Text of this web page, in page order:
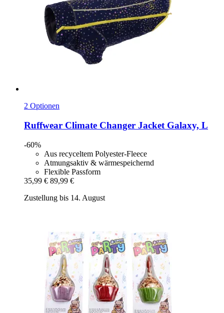
2 Optionen
Ruffwear Climate Changer Jacket Galaxy, L
-60%
Aus recyceltem Polyester-Fleece
Atmungsaktiv & wärmespeichernd
Flexible Passform
35,99 € 89,99 €
Zustellung bis 14. August